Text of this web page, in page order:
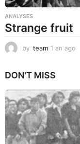
ANALYSES
Strange fruit
by team 1 an ago
o
DON'T MISS